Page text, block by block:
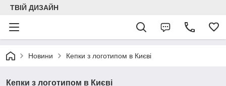
ТВІЙ ДИЗАЙН
Новини Кепки з логотипом в Києві
Кепки з логотипом в Києві